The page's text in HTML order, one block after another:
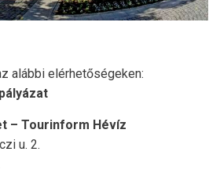
alábbi elérhetőségeken:
– Tourinform Hévíz
u. 2.